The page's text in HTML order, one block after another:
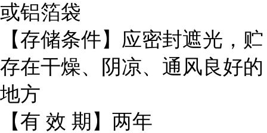
或铝箔袋
【存储条件】应密封遮光，贮
存在干燥、阴凉、通风良好的
地方
【有 效 期】两年